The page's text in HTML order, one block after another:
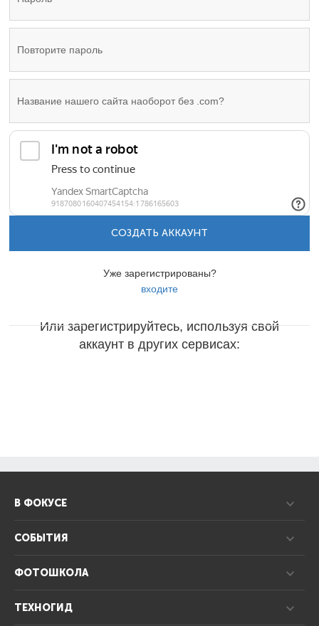
СОЗДАТЬ АККАУНТ
Уже зарегистрированы?
входите
Или зарегистрируйтесь, используя свой
аккаунт в других сервисах:
В ФОКУСЕ
СОБЫТИЯ
ФОТОШКОЛА
ТЕХНОГИД